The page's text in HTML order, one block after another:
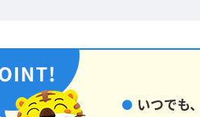
いつでも